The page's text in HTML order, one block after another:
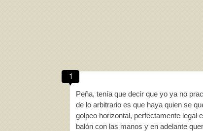
1
Peña, tenía que decir que yo ya no
de lo arbitrario es que haya quien se
golpeo horizontal, perfectamente legal
balón con las manos y en adelante